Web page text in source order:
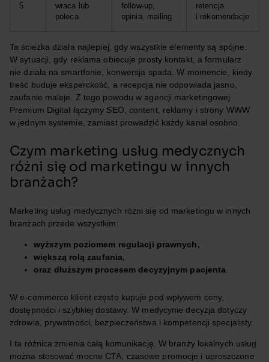
5
wraca lub
poleca
follow-up,
opinia, mailing
retencja
i rekomendacje
Ta ścieżka działa najlepiej, gdy wszystkie elementy są spójne.
W sytuacji, gdy reklama obiecuje prosty kontakt, a formularz
nie działa na smartfonie, konwersja spada. W momencie, kiedy
treść buduje eksperckość, a recepcja nie odpowiada jasno,
zaufanie maleje. Z tego powodu w agencji marketingowej
Premium Digital łączymy SEO, content, reklamy i strony WWW
w jednym systemie, zamiast prowadzić każdy kanał osobno.
Czym marketing usług medycznych
różni się od marketingu w innych
branżach?
Marketing usług medycznych różni się od marketingu w innych
branżach przede wszystkim:
wyższym poziomem regulacji prawnych,
większą rolą zaufania,
oraz dłuższym procesem decyzyjnym pacjenta
W e-commerce klient często kupuje pod wpływem ceny,
dostępności i szybkiej dostawy. W medycynie decyzja dotyczy
zdrowia, prywatności, bezpieczeństwa i kompetencji specjalisty.
I ta różnica zmienia całą komunikację. W branży lokalnych usług
można stosować mocne CTA, czasowe promocje i uproszczone